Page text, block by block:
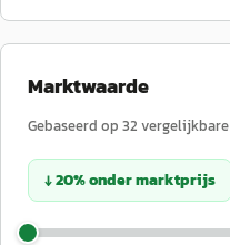
Marktwaarde
Gebaseerd op 32 vergelijkbare
↓20%ondermarktprijs